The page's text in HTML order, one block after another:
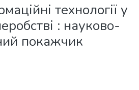
технології у
: науково-
покажчик